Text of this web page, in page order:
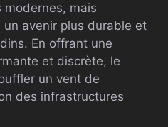
mais
avenir plus durable et
En offrant une
et discrète, le
un vent de
des infrastructures